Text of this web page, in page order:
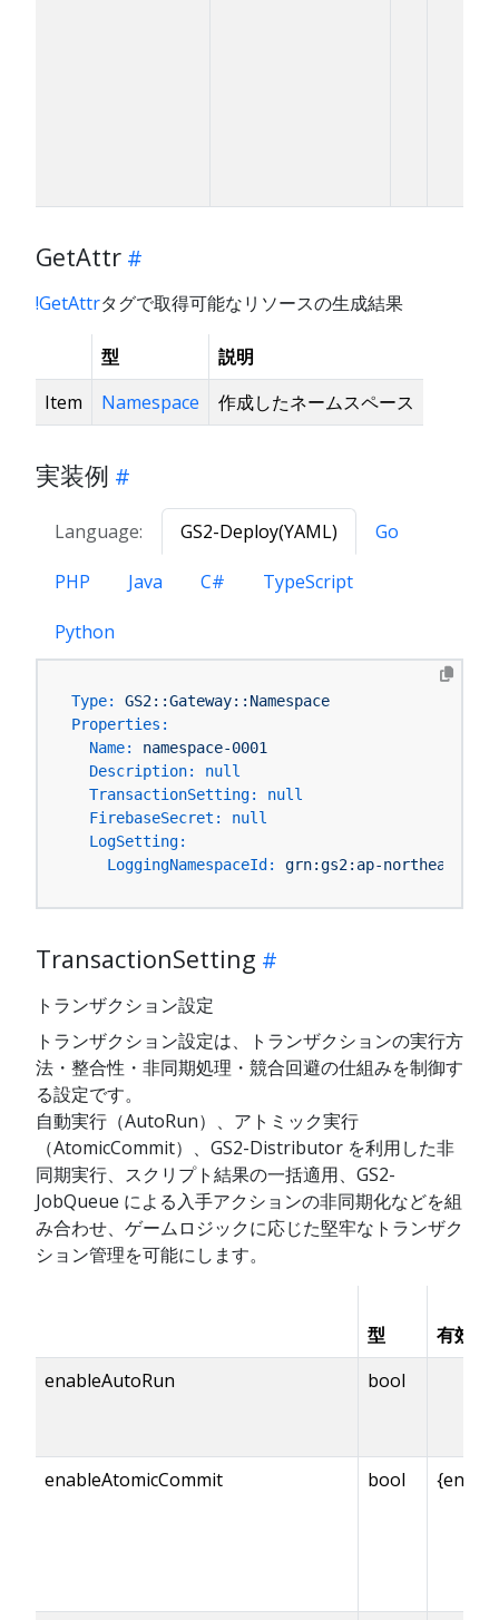
GetAttr
!GetAttrタグで取得可能なリソースの生成結果
型
説明
Item
Namespace 作成したネームスペース
実装例
Language: GS2-Deploy(YAML) Go
PHP Java C# TypeScript
Python
Type:
GS2::Gateway::Namespace
Properties:
Name:
namespace-0001
Description:
null
TransactionSetting:
null
FirebaseSecret:
null
LogSetting:
LoggingNamespaceId:
grn:gs2:ap-northeast-
TransactionSetting
トランザクション設定
トランザクション設定は、トランザクションの実行方
法・整合性・非同期処理・競合回避の仕組みを制御す
る設定です。
自動実行（AutoRun）、アトミック実行
（AtomicCommit）、GS2-Distributor を利用した非
同期実行、スクリプト結果の一括適用、GS2-
JobQueue による入手アクションの非同期化などを組
み合わせ、ゲームロジックに応じた堅牢なトランザク
ション管理を可能にします。
型
有効化
enableAutoRun
bool
enableAtomicCommit bool